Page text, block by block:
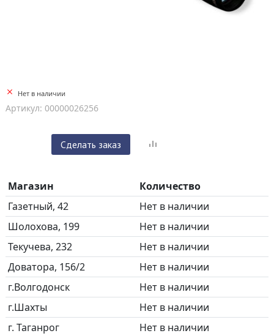
Нет в наличии
Артикул: 00000026256
Сделать заказ
Магазин
Количество
Газетный, 42
Нет в наличии
Шолохова, 199
Нет в наличии
Текучева, 232
Нет в наличии
Доватора, 156/2
Нет в наличии
г.Волгодонск
Нет в наличии
г.Шахты
Нет в наличии
г. Таганрог
Нет в наличии